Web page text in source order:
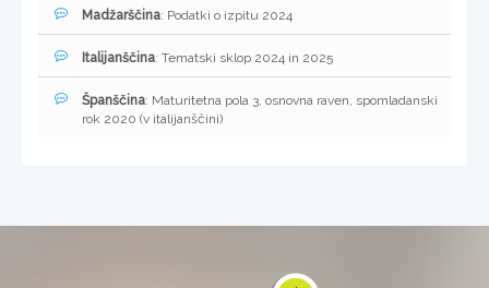
Madžarščina: Podatki o izpitu 2024
Italijanščina: Tematski sklop 2024 in 2025
Španščina: Maturitetna pola 3, osnovna raven, spomladanski
rok 2020 (v italijanščini)